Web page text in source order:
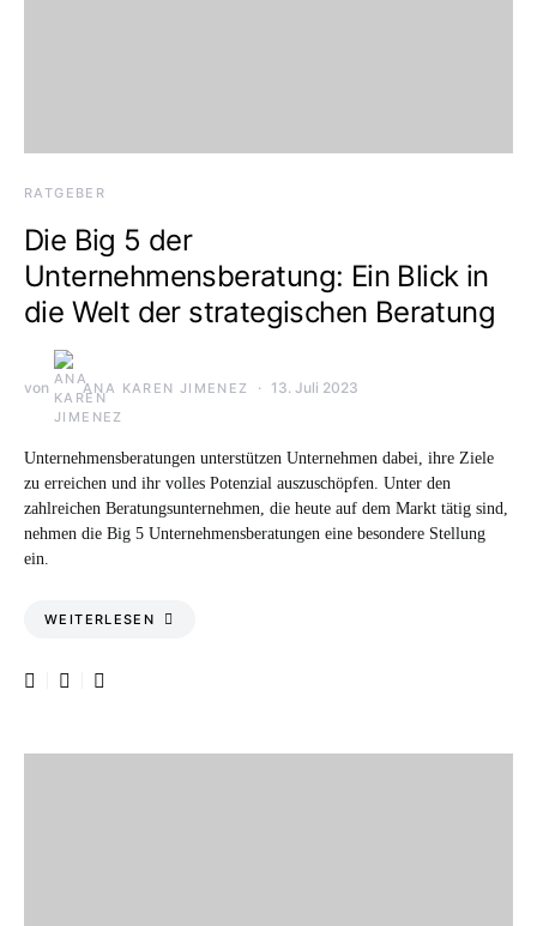
RATGEBER
Die Big 5 der
Unternehmensberatung: Ein Blick in
die Welt der strategischen Beratung
von ANA KAREN JIMENEZ 13. Juli 2023
Unternehmensberatungen unterstützen Unternehmen dabei, ihre Ziele
zu erreichen und ihr volles Potenzial auszuschöpfen. Unter den
zahlreichen Beratungsunternehmen, die heute auf dem Markt tätig sind,
nehmen die Big 5 Unternehmensberatungen eine besondere Stellung
ein.
WEITERLESEN